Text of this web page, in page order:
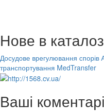
Нове в
Досудове врегулювання спорів
транспортування MedTransfer
Ваші коментарі